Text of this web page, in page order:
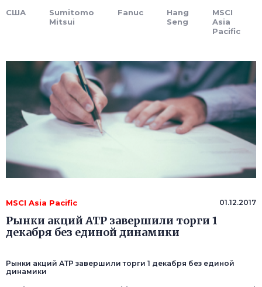
США
Sumitomo
Mitsui
Fanuc
Hang
Seng
MSCI
Asia
Pacific
MSCI Asia Pacific 01.12.2017
Рынки акций АТР завершили торги 1
декабря без единой динамики
Рынки акций АТР завершили торги 1 декабря без единой
динамики